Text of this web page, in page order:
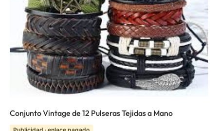
Conjunto Vintage de 12 Pulseras Tejidas a Mano